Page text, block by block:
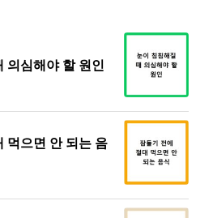
의심해야 할 원인
먹으면 안 되는 음